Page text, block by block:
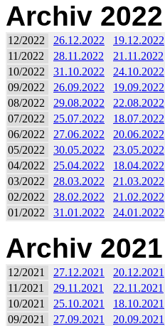
Archiv 2022
12/2022 26.12.2022 19.12.2022
11/2022
28.11.2022 21.11.2022
10/2022
31.10.2022 24.10.2022
09/2022
26.09.2022 19.09.2022
08/2022
29.08.2022 22.08.2022
07/2022
25.07.2022 18.07.2022
06/2022
27.06.2022 20.06.2022
05/2022
30.05.2022 23.05.2022
04/2022
25.04.2022 18.04.2022
03/2022
28.03.2022 21.03.2022
02/2022
28.02.2022 21.02.2022
01/2022
31.01.2022 24.01.2022
Archiv 2021
12/2021 27.12.2021 20.12.2021
11/2021
29.11.2021 22.11.2021
10/2021
25.10.2021 18.10.2021
09/2021
27.09.2021 20.09.2021